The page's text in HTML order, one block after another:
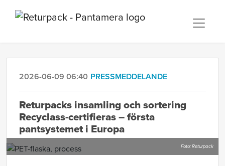
2026-06-09 06:40 PRESSMEDDELANDE
Returpacks insamling och sortering
Recyclass-certifieras – första
pantsystemet i Europa
Foto: Returpack